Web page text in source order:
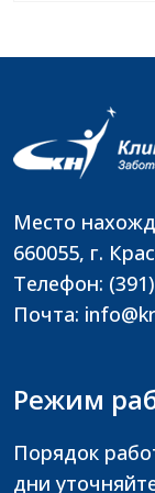
Место
660055, г.
Телефон:
Почта:
Режим
Порядок
дни